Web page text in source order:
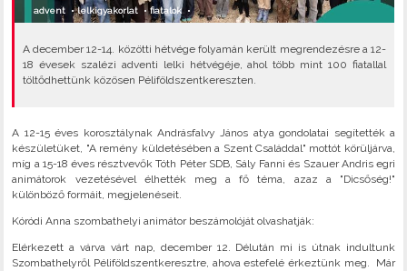
advent •lelkigyakorlat •fiatalok•
A december 12-14. közötti hétvége folyamán került megrendezésre a 12-
18 évesek szalézi adventi lelki hétvégéje, ahol több mint 100 fiatallal
töltődhettünk közösen Péliföldszentkereszten.
A 12-15 éves korosztálynak Andrásfalvy János atya gondolatai segítették a
készületüket, "A remény küldetésében a Szent Családdal" mottót körüljárva,
míg a 15-18 éves résztvevők Tóth Péter SDB, Sály Fanni és Szauer Andris egri
animátorok vezetésével élhették meg a fő téma, azaz a "Dicsőség!"
különböző formáit, megjelenéseit.
Kóródi Anna szombathelyi animátor beszámolóját olvashatják:
Elérkezett a várva várt nap, december 12. Délután mi is útnak indultunk
Szombathelyről Péliföldszentkeresztre, ahova estefelé érkeztünk meg. Már